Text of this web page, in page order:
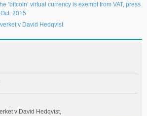
‘bitcoin’ virtual currency is exempt from VAT, press
2015
v David Hedqvist
v David Hedqvist,